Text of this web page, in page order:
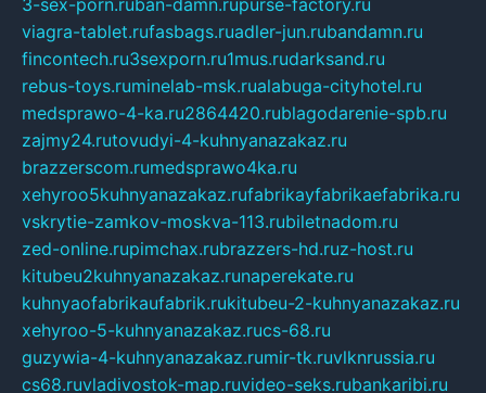
viagra-tablet.rufasbags.ruadler-jun.rubandamn.ru
fincontech.ru3sexporn.ru1mus.rudarksand.ru
rebus-toys.ruminelab-msk.rualabuga-cityhotel.ru
medsprawo-4-ka.ru2864420.rublagodarenie-spb.ru
zajmy24.rutovudyi-4-kuhnyanazakaz.ru
brazzerscom.rumedsprawo4ka.ru
xehyroo5kuhnyanazakaz.rufabrikayfabrikaefabrika.ru
vskrytie-zamkov-moskva-113.rubiletnadom.ru
zed-online.rupimchax.rubrazzers-hd.ruz-host.ru
kitubeu2kuhnyanazakaz.runaperekate.ru
kuhnyaofabrikaufabrik.rukitubeu-2-kuhnyanazakaz.ru
xehyroo-5-kuhnyanazakaz.rucs-68.ru
guzywia-4-kuhnyanazakaz.rumir-tk.ruvlknrussia.ru
cs68.ruvladivostok-map.ruvideo-seks.rubankaribi.ru